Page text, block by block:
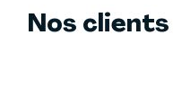
Nos